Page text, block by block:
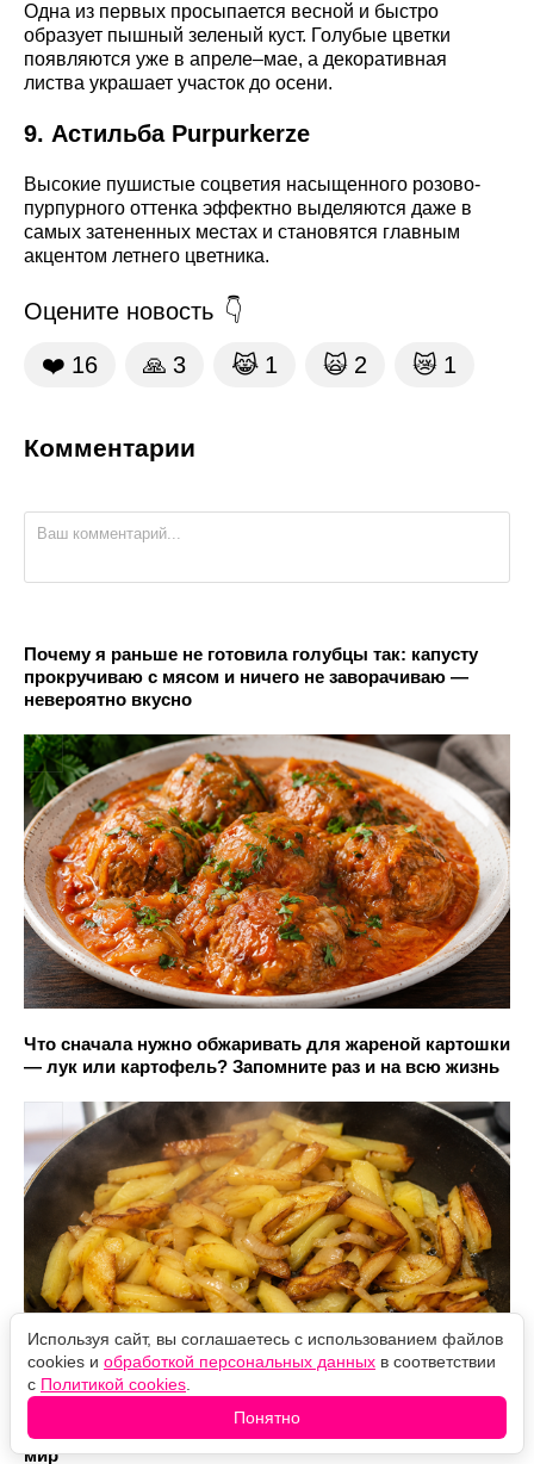
Одна из первых просыпается весной и быстро
образует пышный зеленый куст. Голубые цветки
появляются уже в апреле–мае, а декоративная
листва украшает участок до осени.
9. Астильба Purpurkerze
Высокие пушистые соцветия насыщенного розово-
пурпурного оттенка эффектно выделяются даже в
самых затененных местах и становятся главным
акцентом летнего цветника.
Оцените новость
❤️ 16 🙏 3 😹 1 🙀 2 😿 1
Комментарии
Почему я раньше не готовила голубцы так: капусту
прокручиваю с мясом и ничего не заворачиваю —
невероятно вкусно
Что сначала нужно обжаривать для жареной картошки
— лук или картофель? Запомните раз и на всю жизнь
Беру 1 копченую скумбрию и готовлю обалденные
бутерброды: просто шикарная закуска - и в пир, и в
мир
Используя сайт, вы соглашаетесь с использованием файлов
cookies и обработкой персональных данных в соответствии
с Политикой cookies
Понятно